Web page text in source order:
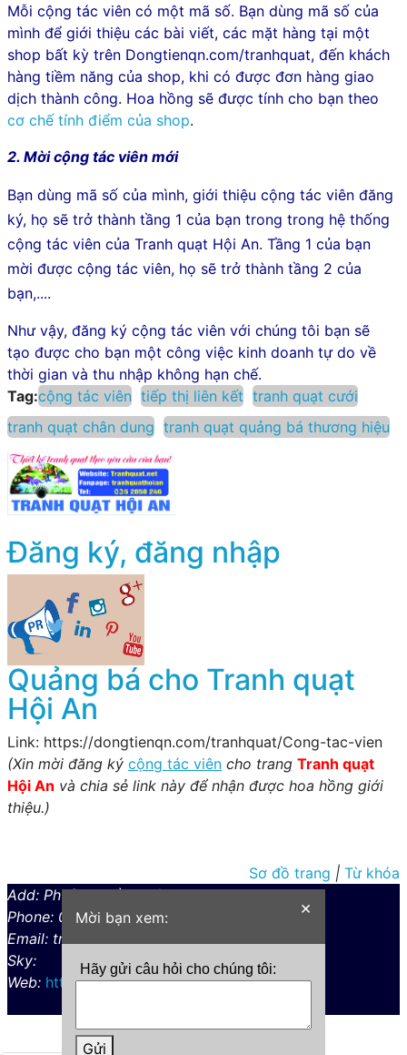
Mời bạn xem: ×
Hãy gửi câu hỏi cho chúng tôi:
Mỗi cộng tác viên có một mã số. Bạn dùng mã số của
mình để giới thiệu các bài viết, các mặt hàng tại một
shop bất kỳ trên Dongtienqn.com/tranhquat, đến khách
hàng tiềm năng của shop, khi có được đơn hàng giao
dịch thành công. Hoa hồng sẽ được tính cho bạn theo
cơ chế tính điểm của shop.
2. Mời cộng tác viên mới
Bạn dùng mã số của mình, giới thiệu cộng tác viên đăng
ký, họ sẽ trở thành tầng 1 của bạn trong trong hệ thống
cộng tác viên của Tranh quạt Hội An. Tầng 1 của bạn
mời được cộng tác viên, họ sẽ trở thành tầng 2 của
bạn,....
Như vậy, đăng ký cộng tác viên với chúng tôi bạn sẽ
tạo được cho bạn một công việc kinh doanh tự do về
thời gian và thu nhập không hạn chế.
Tag:cộng tác viên tiếp thị liên kết tranh quạt cưới
tranh quạt chân dung tranh quạt quảng bá thương hiệu
Đăng ký, đăng nhập
Quảng bá cho Tranh quạt
Hội An
Link: https://dongtienqn.com/tranhquat/Cong-tac-vien
(Xin mời đăng ký cộng tác viên cho trang Tranh quạt
Hội An và chia sẻ link này để nhận được hoa hồng giới
thiệu.)
Sơ đồ trang | Từ khóa
Add: Phường Cẩm Phô, ,
Phone: 0352858246
Email: tranhquathoian@gmail.com
Sky:
Web: https://dongtienqn.com/tranhquat